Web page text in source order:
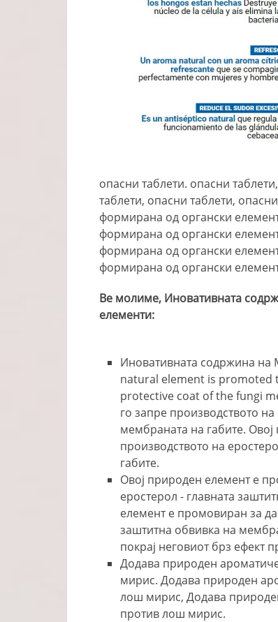
опасни таблети. опасни
таблети, опасни таблети,
формирана од органски
формирана од органски
формирана од органски
формирана од органски
Ве молиме, Иновативната
елементи:
Иновативната содржина
natural element is
protective coat of the fungi
го запре производството
мембраната на габите.
производството на
габите.
Овој природен елемент е
еростерол - главната
елемент е промовиран за
заштитна обвивка на
покрај неговиот брз ефект
Додава природен
мирис. Додава природен
лош мирис, Додава
против лош мирис.